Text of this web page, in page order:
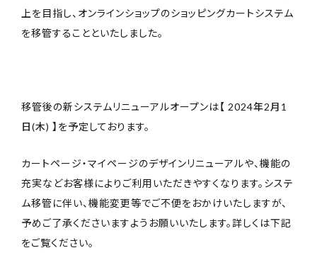
お客様の声
プライバシーポリシー
特定商取引法表示
お問い合わせ
上を目指し、オンラインショップのショッピングカートシステム
を移管することといたしました。
移管後の新システムリニューアルオープンは 【 2024年2月1
日(木) 】 を予定しております。
カートページ・マイページのデザインリニューアルや、機能の
充実などお客様によりご利用いただきやすくなります。システ
ム移管に伴い、機能変更等でご不便をおかけいたしますが、
予めご了承くださいますようお願いいたします。詳しくは下記
をご覧ください。